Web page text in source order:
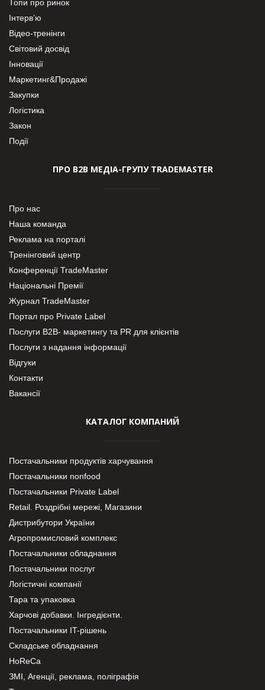
Топи про ринок
Інтерв’ю
Відео-тренінги
Світовий досвід
Інновації
Маркетинг&Продажі
Закупки
Логістика
Закон
Події
ПРО В2В МЕДІА-ГРУПУ TRADEMASTER
Про нас
Наша команда
Реклама на порталі
Тренінговий центр
Конференції TradeMaster
Національні Премії
Журнал TradeMaster
Портал про Private Label
Послуги В2В- маркетингу та PR для клієнтів
Послуги з надання інформації
Відгуки
Контакти
Вакансії
КАТАЛОГ КОМПАНИЙ
Постачальники продуктів харчування
Постачальники nonfood
Постачальники Private Label
Retail. Роздрібні мережі, Магазини
Дистрибутори України
Агропромисловий комплекс
Постачальники обладнання
Постачальники послуг
Логістичні компанії
Тара та упаковка
Харчові добавки. Інгредієнти.
Постачальники IT-рішень
Складське обладнання
HoReCa
ЗМІ, Агенції, реклама, поліграфія